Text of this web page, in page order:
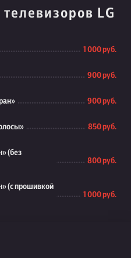
LG
1 000 руб.
900 руб.
900 руб.
850 руб.
(без
800 руб.
(с прошивкой
1 000 руб.